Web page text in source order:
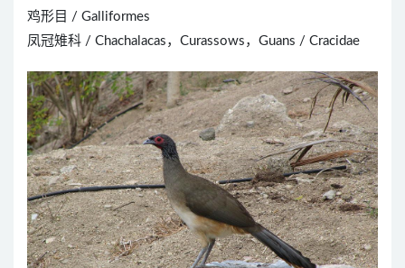
鸡形目 / Galliformes
凤冠雉科 / Chachalacas，Curassows，Guans / Cracidae